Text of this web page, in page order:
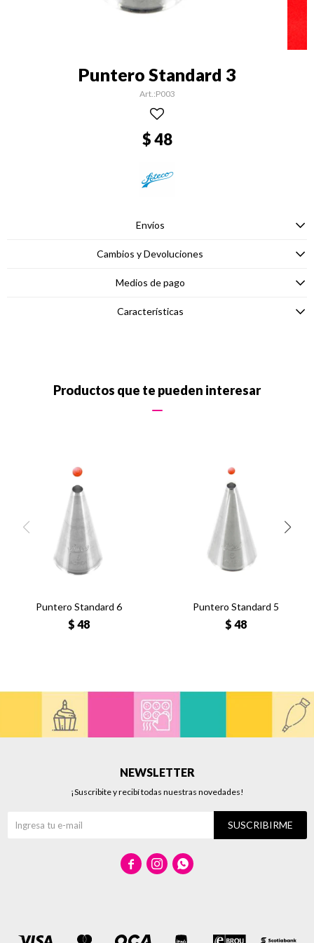
Puntero Standard 3
P003
$48
Envíos
Cambios y Devoluciones
Medios de pago
Características
Productos que te pueden interesar
Puntero Standard 6
$ 48
Puntero Standard 5
$ 48
NEWSLETTER
¡Suscribite y recibí todas nuestras novedades!
SUSCRIBIRME
  